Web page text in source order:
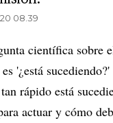
08.39
científica sobre
'¿está
rápido está
actuar y cómo